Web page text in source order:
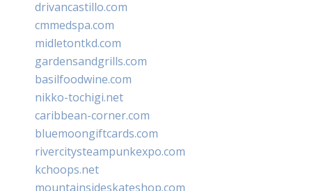
drivancastillo.com
cmmedspa.com
midletontkd.com
gardensandgrills.com
basilfoodwine.com
nikko-tochigi.net
caribbean-corner.com
bluemoongiftcards.com
rivercitysteampunkexpo.com
kchoops.net
mountainsideskateshop.com